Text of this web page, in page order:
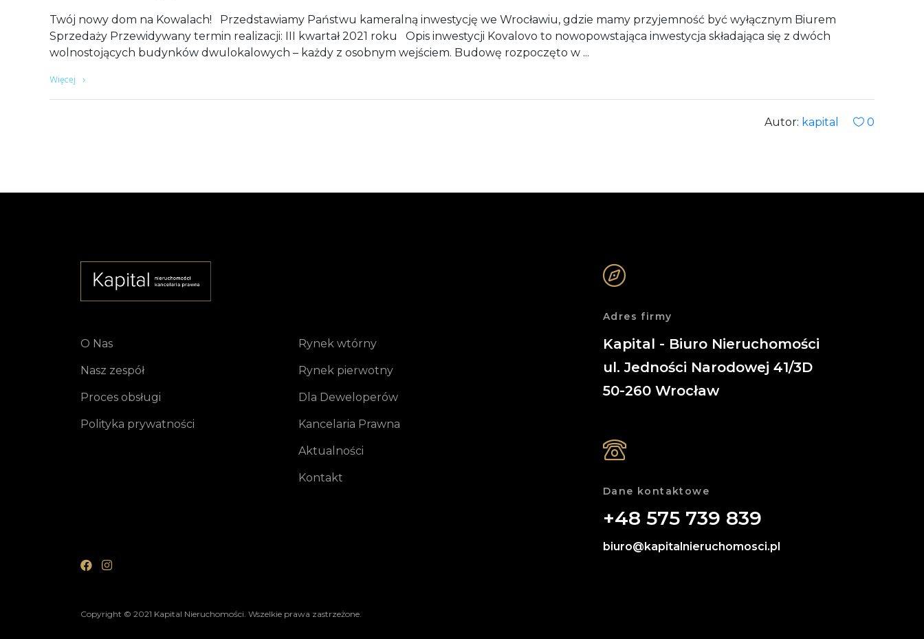
Twój nowy dom na Kowalach! Przedstawiamy Państwu kameralną inwestycję we Wrocławiu, gdzie mamy przyjemność być wyłącznym Biurem
Sprzedaży Przewidywany termin realizacji: III kwartał 2021 roku Opis inwestycji Kovalovo to nowopowstająca inwestycja składająca się z dwóch
wolnostojących budynków dwulokalowych – każdy z osobnym wejściem. Budowę rozpoczęto w
Więcej
Autor: kapital 0
O Nas
Nasz zespół
Proces obsługi
Polityka prywatności
Rynek wtórny
Rynek pierwotny
Dla Deweloperów
Kancelaria Prawna
Aktualności
Kontakt
Adres firmy
Kapital - Biuro Nieruchomości
ul. Jedności Narodowej 41/3D
50-260 Wrocław
Dane kontaktowe
+48 575 739 839
biuro@kapitalnieruchomosci.pl
Copyright © 2021 Kapital Nieruchomości. Wszelkie prawa zastrzeżone.